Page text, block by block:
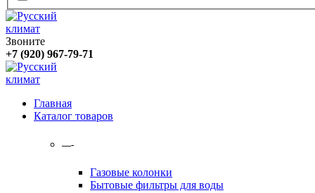
Звоните
+7 (920) 967-79-71
Главная
Каталог товаров
—-
Газовые колонки
Бытовые фильтры для воды